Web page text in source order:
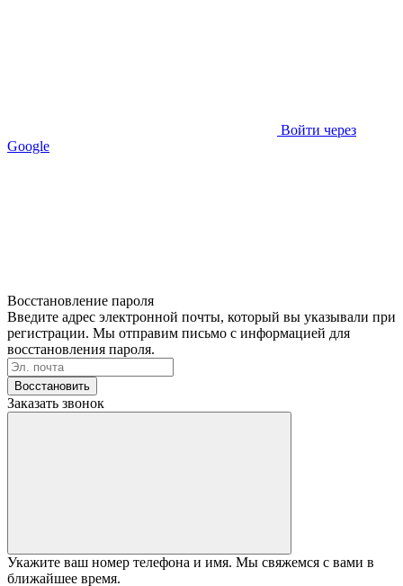
Войти через
Google
Восстановление пароля
Введите адрес электронной почты, который вы указывали при
регистрации. Мы отправим письмо с информацией для
восстановления пароля.
Восстановить
Заказать звонок
Укажите ваш номер телефона и имя. Мы свяжемся с вами в
ближайшее время.